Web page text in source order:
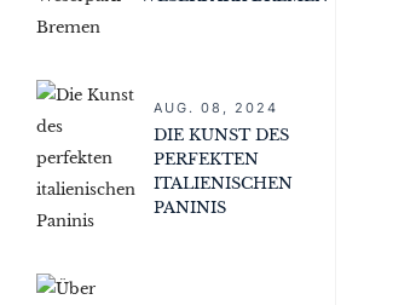
AUG. 08, 2024
DIE KUNST DES
PERFEKTEN
ITALIENISCHEN
PANINIS